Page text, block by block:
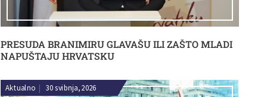
PRESUDA BRANIMIRU GLAVAŠU ILI ZAŠTO MLADI
NAPUŠTAJU HRVATSKU
Aktualno | 30 svibnja, 2026